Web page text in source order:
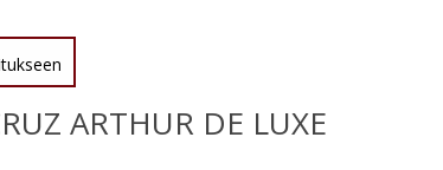
ARTHUR DE LUXE